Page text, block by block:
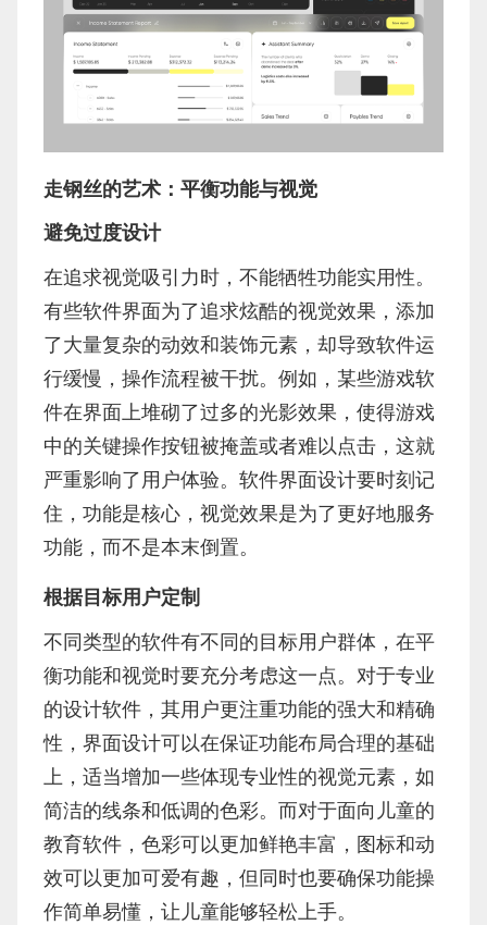
走钢丝的艺术：平衡功能与视觉
避免过度设计
在追求视觉吸引力时，不能牺牲功能实用性。
有些软件界面为了追求炫酷的视觉效果，添加
了大量复杂的动效和装饰元素，却导致软件运
行缓慢，操作流程被干扰。例如，某些游戏软
件在界面上堆砌了过多的光影效果，使得游戏
中的关键操作按钮被掩盖或者难以点击，这就
严重影响了用户体验。软件界面设计要时刻记
住，功能是核心，视觉效果是为了更好地服务
功能，而不是本末倒置。
根据目标用户定制
不同类型的软件有不同的目标用户群体，在平
衡功能和视觉时要充分考虑这一点。对于专业
的设计软件，其用户更注重功能的强大和精确
性，界面设计可以在保证功能布局合理的基础
上，适当增加一些体现专业性的视觉元素，如
简洁的线条和低调的色彩。而对于面向儿童的
教育软件，色彩可以更加鲜艳丰富，图标和动
效可以更加可爱有趣，但同时也要确保功能操
作简单易懂，让儿童能够轻松上手。